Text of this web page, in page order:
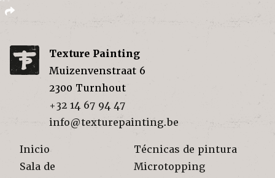
Texture Painting
Muizenvenstraat 6
2300 Turnhout
+32 14 67 94 47
info@texturepainting.be
Inicio
Sala de
Técnicas de pintura
Microtopping